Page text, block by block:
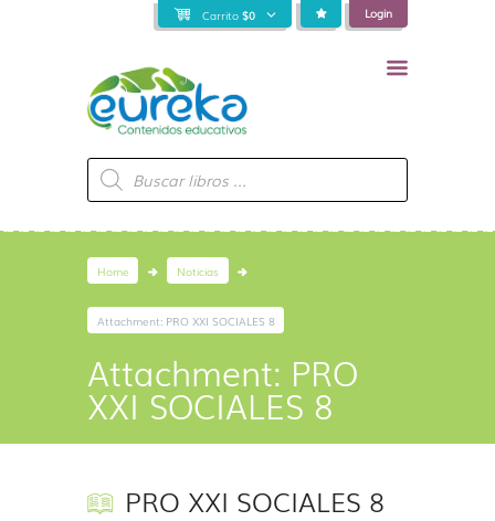
Carrito $0 Login
Búsqueda
de
productos
Home Noticias
Attachment: PRO XXI SOCIALES 8
Attachment: PRO
XXI SOCIALES 8
PRO XXI SOCIALES 8